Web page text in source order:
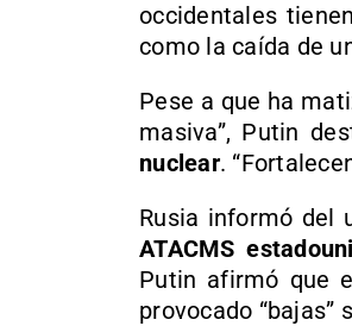
occidentales
como la caída de
Pese a que ha
masiva”, Putin
nuclear.
Rusia informó del
ATACMS
Putin afirmó que
provocado “bajas”